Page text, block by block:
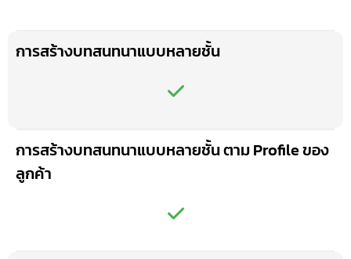
การสร้างบทสนทนาแบบหลายชั้น
การสร้างบทสนทนาแบบหลายชั้น ตาม Profile ของ
ลูกค้า